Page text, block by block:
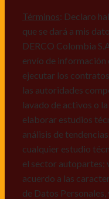
mismos, vi) crear
características y
Personales, v)
recall.
Declaro que puedo
de datos personales
dirección
manifiesto que he
a conocer,
prueba: i) de
quejas y/o reclamos
atención:
Términos: Declaro
que se dará a mis
DERCO Colombia
envío de
ejecutar los
las autoridades
lavado de activos o
elaborar estudios
análisis de
cualquier estudio
el sector autopartes;
acuerdo a las
de Datos